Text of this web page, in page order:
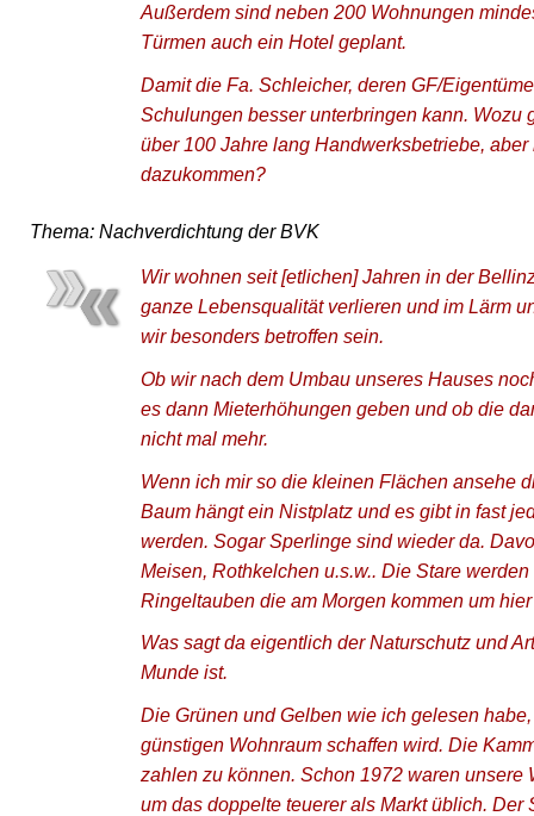
Außerdem sind neben 200 Wohnungen
Türmen auch ein Hotel geplant.
Damit die Fa. Schleicher, deren GF/
Schulungen besser unterbringen kann. Wozu
über 100 Jahre lang Handwerksbetriebe,
dazukommen?
Thema: Nachverdichtung der BVK
Wir wohnen seit [etlichen] Jahren in der
ganze Lebensqualität verlieren und im Lärm
wir besonders betroffen sein.
Ob wir nach dem Umbau unseres Hauses
es dann Mieterhöhungen geben und ob die
nicht mal mehr.
Wenn ich mir so die kleinen Flächen ansehe
Baum hängt ein Nistplatz und es gibt in fast
werden. Sogar Sperlinge sind wieder da.
Meisen, Rothkelchen u.s.w.. Die Stare
Ringeltauben die am Morgen kommen um
Was sagt da eigentlich der Naturschutz und
Munde ist.
Die Grünen und Gelben wie ich gelesen
günstigen Wohnraum schaffen wird. Die
zahlen zu können. Schon 1972 waren
um das doppelte teuerer als Markt üblich.